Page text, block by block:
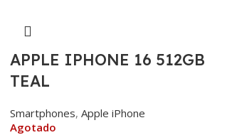
APPLE IPHONE 16 512GB
TEAL
Smartphones, Apple iPhone
Agotado